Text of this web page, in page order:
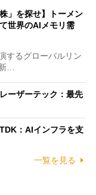
」を探せ】トーメン
世界のAIメモリ需
するグローバルリン
…
ーザーテック：最先
：AIインフラを支
一覧を見る